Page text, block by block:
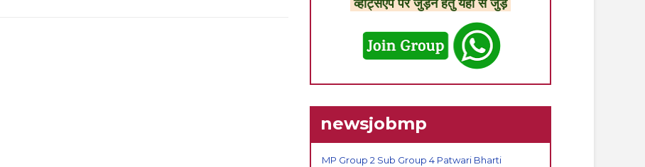
व्हाट्सएप पर जुड़ने हेतु यहां से जुड़े
newsjobmp
MP Group 2 Sub Group 4 Patwari Bharti